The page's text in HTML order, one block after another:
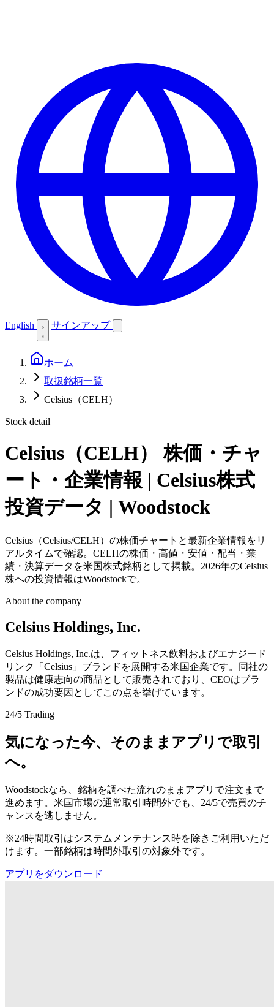
English サインアップ
ホーム
取扱銘柄一覧
Celsius（CELH）
Stock detail
Celsius（CELH）
株価・チャ
ート・企業情報 | Celsius株式
投資データ | Woodstock
Celsius（Celsius/CELH）の株価チャートと最新企業情報をリ
アルタイムで確認。CELHの株価・高値・安値・配当・業
績・決算データを米国株式銘柄として掲載。2026年のCelsius
株への投資情報はWoodstockで。
About the company
Celsius Holdings, Inc.
Celsius Holdings, Inc.は、フィットネス飲料およびエナジード
リンク「Celsius」ブランドを展開する米国企業です。同社の
製品は健康志向の商品として販売されており、CEOはブラ
ンドの成功要因としてこの点を挙げています。
24/5 Trading
気になった今、そのままアプリで取引
へ。
Woodstockなら、銘柄を調べた流れのままアプリで注文まで
進めます。米国市場の通常取引時間外でも、24/5で売買のチ
ャンスを逃しません。
※24時間取引はシステムメンテナンス時を除きご利用いただ
けます。一部銘柄は時間外取引の対象外です。
アプリをダウンロード